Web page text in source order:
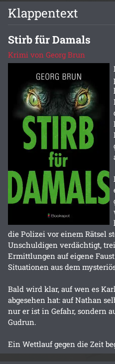
Klappentext
Stirb für Damals
Krimi von Georg Brun
die Polizei vor einem Rätsel
Unschuldigen verdächtigt,
Ermittlungen auf eigene
Situationen aus dem
Bald wird klar, auf wen es
abgesehen hat: auf Nathan
nur er ist in Gefahr, sondern
Gudrun.
Ein Wettlauf gegen die Zeit